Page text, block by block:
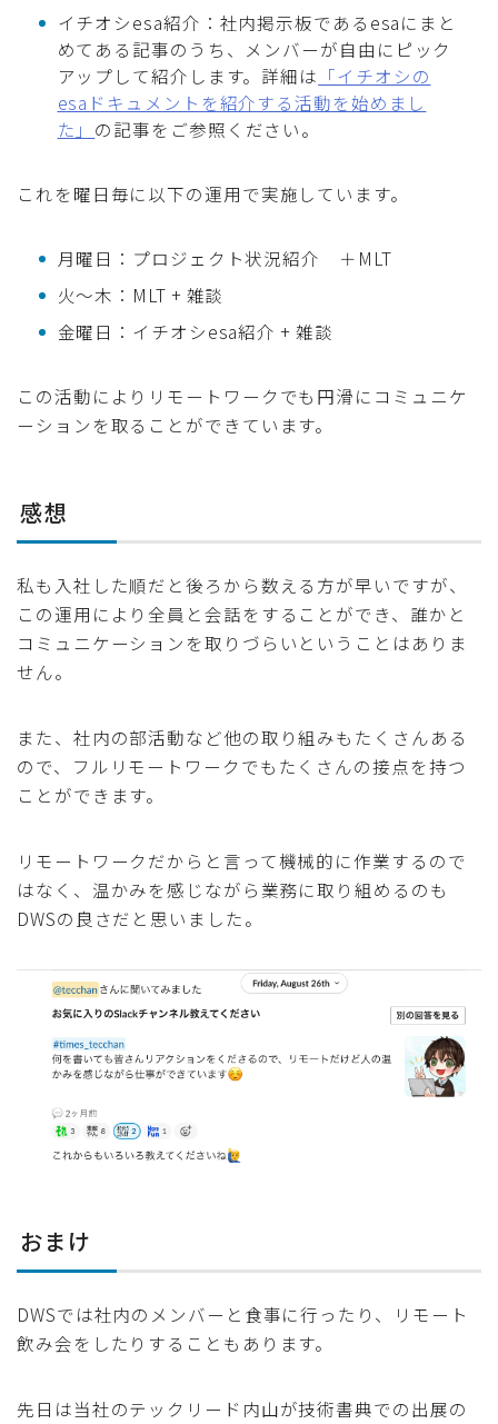
イチオシesa紹介：社内掲示板であるesaにまと
めてある記事のうち、メンバーが自由にピック
アップして紹介します。詳細は 「イチオシの
esaドキュメントを紹介する活動を始めまし
た」 の記事をご参照ください。
これを曜日毎に以下の運用で実施しています。
月曜日：プロジェクト状況紹介 ＋MLT
火〜木：MLT + 雑談
金曜日：イチオシesa紹介 + 雑談
この活動によりリモートワークでも円滑にコミュニケ
ーションを取ることができています。
感想
私も入社した順だと後ろから数える方が早いですが、
この運用により全員と会話をすることができ、誰かと
コミュニケーションを取りづらいということはありま
せん。
また、社内の部活動など他の取り組みもたくさんある
ので、フルリモートワークでもたくさんの接点を持つ
ことができます。
リモートワークだからと言って機械的に作業するので
はなく、温かみを感じながら業務に取り組めるのも
DWSの良さだと思いました。
おまけ
DWSでは社内のメンバーと食事に行ったり、リモート
飲み会をしたりすることもあります。
先日は当社のテックリード内山が技術書典での出展の